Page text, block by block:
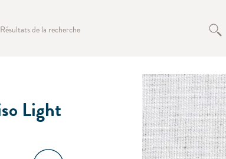
Résultats de la recherche
Light